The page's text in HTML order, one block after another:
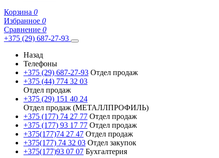
Корзина 0
Избранное 0
Сравнение 0
+375 (29) 687-27-93
Назад
Телефоны
+375 (29) 687-27-93 Отдел продаж
+375 (44) 774 32 03
Отдел продаж
+375 (29) 151 40 24
Отдел продаж (МЕТАЛЛПРОФИЛЬ)
+375 (177) 74 27 77 Отдел продаж
+375 (177) 93 17 77 Отдел продаж
+375(177)74 27 47 Отдел продаж
+375(177) 74 32 03 Отдел закупок
+375(177)93 07 07 Бухгалтерия